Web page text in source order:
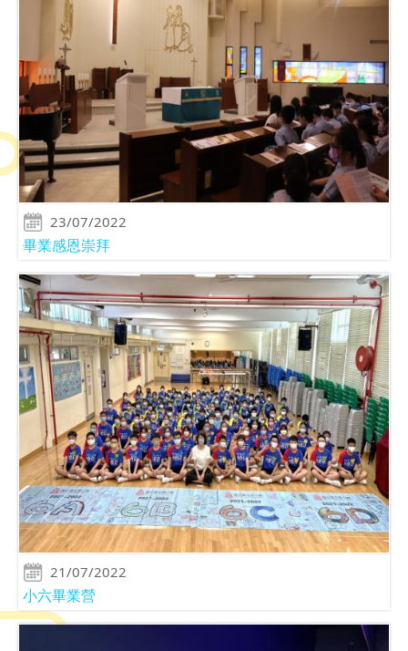
23/07/2022
畢業感恩崇拜
21/07/2022
小六畢業營